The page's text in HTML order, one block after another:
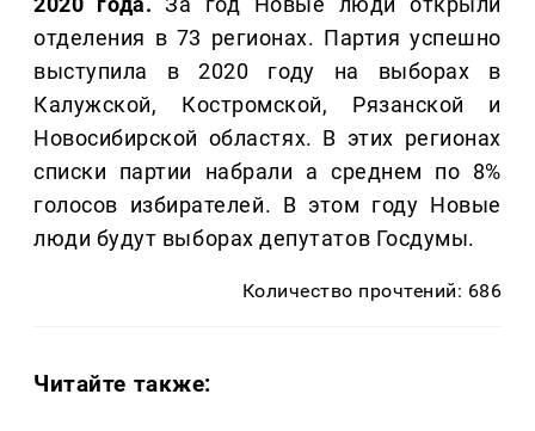
отделения в 73 регионах. Партия успешно
выступила в 2020 году на выборах в
Калужской, Костромской, Рязанской и
Новосибирской областях. В этих регионах
списки партии набрали а среднем по 8%
голосов избирателей. В этом году Новые
люди будут выборах депутатов Госдумы.
Количество прочтений: 686
Читайте также: